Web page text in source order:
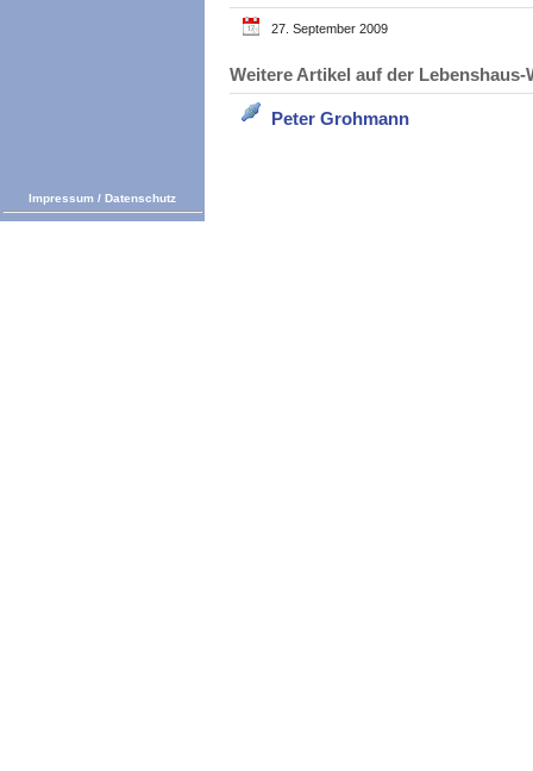
27. September 2009
Weitere Artikel auf der
Peter Grohmann
Impressum / Datenschutz